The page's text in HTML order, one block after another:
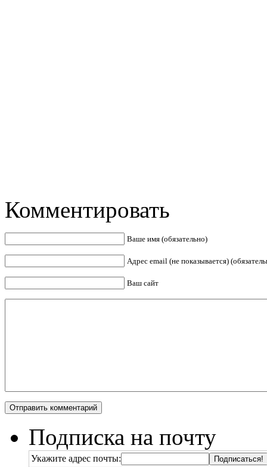
Комментировать
Ваше имя (обязательно)
Адрес email (не показывается)
Ваш сайт
Подписка на почту
Укажите адрес почты: